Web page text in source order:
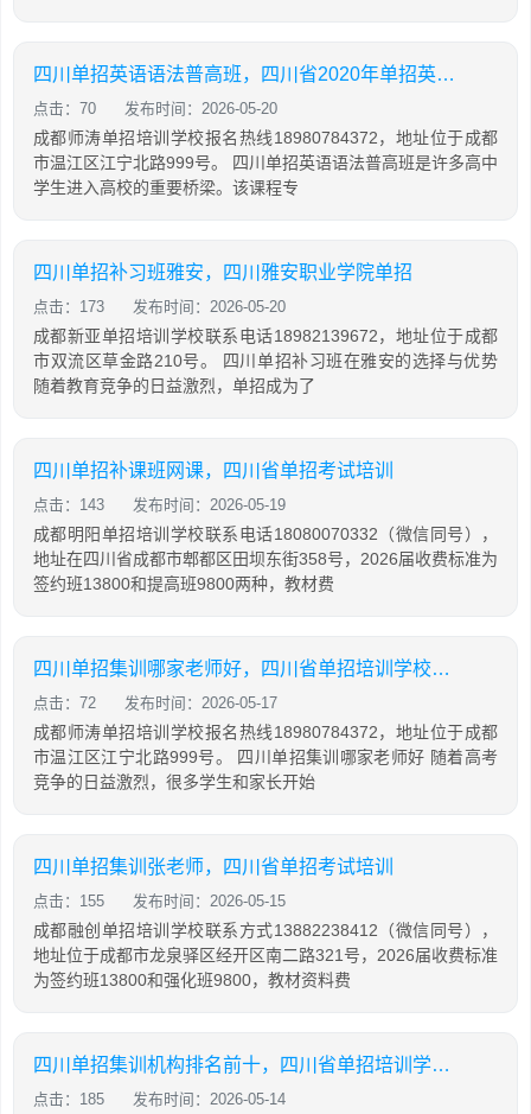
四川单招英语语法普高班，四川省2020年单招英语普高试题及答案
点击：70 发布时间：2026-05-20
成都师涛单招培训学校报名热线18980784372，地址位于成都
市温江区江宁北路999号。 四川单招英语语法普高班是许多高中
学生进入高校的重要桥梁。该课程专
四川单招补习班雅安，四川雅安职业学院单招
点击：173 发布时间：2026-05-20
成都新亚单招培训学校联系电话18982139672，地址位于成都
市双流区草金路210号。 四川单招补习班在雅安的选择与优势
随着教育竞争的日益激烈，单招成为了
四川单招补课班网课，四川省单招考试培训
点击：143 发布时间：2026-05-19
成都明阳单招培训学校联系电话18080070332（微信同号），
地址在四川省成都市郫都区田坝东街358号，2026届收费标准为
签约班13800和提高班9800两种，教材费
四川单招集训哪家老师好，四川省单招培训学校排名
点击：72 发布时间：2026-05-17
成都师涛单招培训学校报名热线18980784372，地址位于成都
市温江区江宁北路999号。 四川单招集训哪家老师好 随着高考
竞争的日益激烈，很多学生和家长开始
四川单招集训张老师，四川省单招考试培训
点击：155 发布时间：2026-05-15
成都融创单招培训学校联系方式13882238412（微信同号），
地址位于成都市龙泉驿区经开区南二路321号，2026届收费标准
为签约班13800和强化班9800，教材资料费
四川单招集训机构排名前十，四川省单招培训学校排名
点击：185 发布时间：2026-05-14